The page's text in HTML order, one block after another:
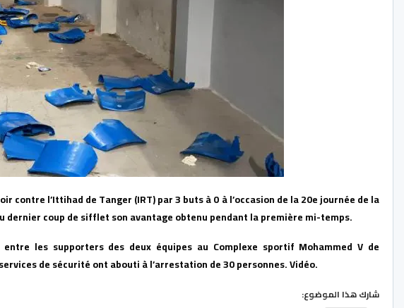
contre l’Ittihad de Tanger (IRT) par 3 buts à 0 à l’occasion de la 20e journée de la
dernier coup de sifflet son avantage obtenu pendant la première mi-temps.
les supporters des deux équipes au Complexe sportif Mohammed V de
de sécurité ont abouti à l’arrestation de 30 personnes. Vidéo.
شارك هذا الموضوع: